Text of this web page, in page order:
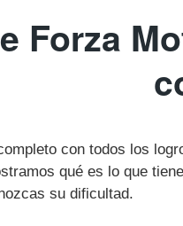
Forza
con todos los
qué es lo que
su dificultad.